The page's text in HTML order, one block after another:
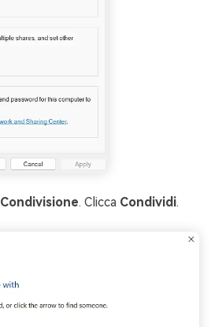
Condivisione. Clicca Condividi.